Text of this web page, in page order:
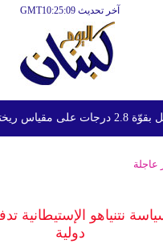
آخر تحديث GMT10:25:09
عاجلة
نتنياهو الإستيطانية
دولية